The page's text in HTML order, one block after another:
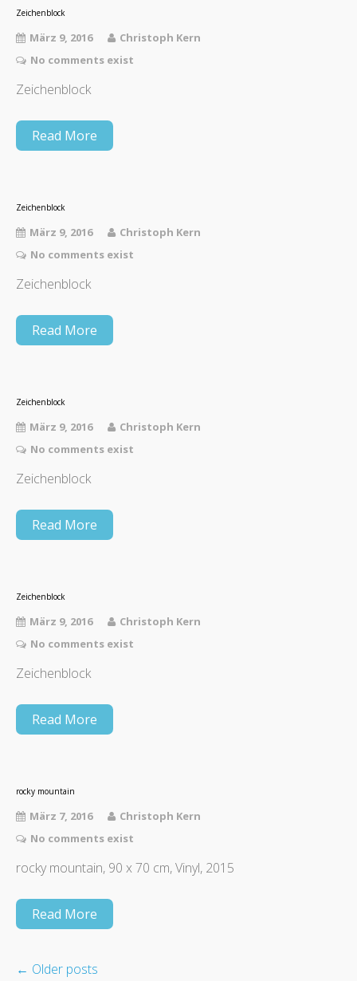
Zeichenblock
März 9, 2016
Christoph Kern
No comments exist
Zeichenblock
Read More
Zeichenblock
März 9, 2016
Christoph Kern
No comments exist
Zeichenblock
Read More
Zeichenblock
März 9, 2016
Christoph Kern
No comments exist
Zeichenblock
Read More
Zeichenblock
März 9, 2016
Christoph Kern
No comments exist
Zeichenblock
Read More
rocky mountain
März 7, 2016
Christoph Kern
No comments exist
rocky mountain, 90 x 70 cm, Vinyl, 2015
Read More
← Older posts